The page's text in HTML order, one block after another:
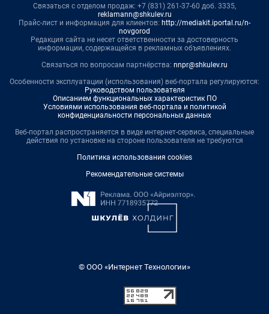
Связаться с отделом продаж: +7 (831) 261-37-60 доб. 3335,
reklamann@shkulev.ru
Прайс-лист и информация для клиентов: http://mediakit.iportal.ru/n-
novgorod
Редакция сайта не несет ответственности за достоверность
информации, содержащейся в рекламных объявлениях.
Связаться по вопросам партнёрства: nnpr@shkulev.ru
Особенности эксплуатации (использования) веб-портала регулируются:
Руководством пользователя
Описанием функциональных характеристик ПО
Условиями использования веб-портала и политикой
конфиденциальности персональных данных
Веб-портал распространяется в виде интернет-сервиса, специальные
действия по установке на стороне пользователя не требуются
Политика использования cookies
Рекомендательные системы
© ООО «Интернет Технологии»